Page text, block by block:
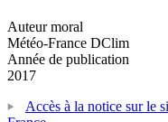
Auteur moral
Météo-France DClim
Année de publication
2017
Accès à la notice sur le